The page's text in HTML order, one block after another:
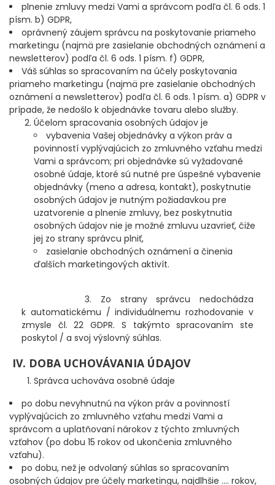
plnenie zmluvy medzi Vami a správcom podľa čl. 6 ods. 1
písm. b) GDPR,
oprávnený záujem správcu na poskytovanie priameho
marketingu (najmä pre zasielanie obchodných oznámení a
newsletterov) podľa čl. 6 ods. 1 písm. f) GDPR,
Váš súhlas so spracovaním na účely poskytovania
priameho marketingu (najmä pre zasielanie obchodných
oznámení a newsletterov) podľa čl. 6 ods. 1 písm. a) GDPR v
prípade, že nedošlo k objednávke tovaru alebo služby.
Účelom spracovania osobných údajov je
vybavenia Vašej objednávky a výkon práv a
povinností vyplývajúcich zo zmluvného vzťahu medzi
Vami a správcom; pri objednávke sú vyžadované
osobné údaje, ktoré sú nutné pre úspešné vybavenie
objednávky (meno a adresa, kontakt), poskytnutie
osobných údajov je nutným požiadavkou pre
uzatvorenie a plnenie zmluvy, bez poskytnutia
osobných údajov nie je možné zmluvu uzavrieť, čiže
jej zo strany správcu plniť,
zasielanie obchodných oznámení a činenia
ďalších marketingových aktivít.
3. Zo strany správcu nedochádza
k automatickému / individuálnemu rozhodovanie v
zmysle čl. 22 GDPR. S takýmto spracovaním ste
poskytol / a svoj výslovný súhlas.
IV. DOBA UCHOVÁVANIA ÚDAJOV
Správca uchováva osobné údaje
po dobu nevyhnutnú na výkon práv a povinností
vyplývajúcich zo zmluvného vzťahu medzi Vami a
správcom a uplatňovaní nárokov z týchto zmluvných
vzťahov (po dobu 15 rokov od ukončenia zmluvného
vzťahu).
po dobu, než je odvolaný súhlas so spracovaním
osobných údajov pre účely marketingu, najdlhšie .... rokov,
PUZDRÁ NA PRÚTY
NAVIJAKY
PREDNÁ BRZDA
BAITRUNNER
MULTIPLIKÁTORY
NÁHRADNÉ CIEVKY
DOPLNKY K NAVIJAKOM
SPODOVÉ NAVIJAKY
VLASCE, ŠNÚRY, PLETENKY
HÁČIKY
MONTÁŽE A KLIPY
hotové náväzce
HADIČKY, PREVLEKY, ROVNÁTKA